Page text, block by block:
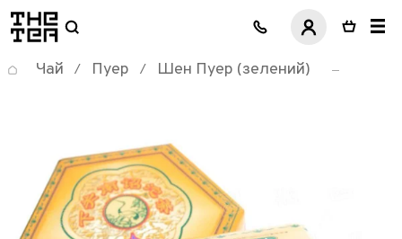
логотип
Чай / Пуер / Шен Пуер (зелений)